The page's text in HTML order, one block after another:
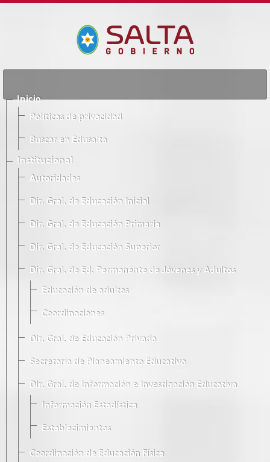
Inicio
Políticas de privacidad
Buscar en Edusalta
Institucional
Autoridades
Dir. Gral. de Educación Inicial
Dir. Gral. de Educación Primaria
Dir. Gral. de Educación Superior
Dir. Gral. de Ed. Permanente de Jóvenes y Adultos
Educación de adultos
Coordinaciones
Dir. Gral. de Educación Privada
Secretaría de Planeamiento Educativo
Dir. Gral. de Información e Investigación Educativa
Información Estadística
Establecimientos
Coordinación de Educación Física